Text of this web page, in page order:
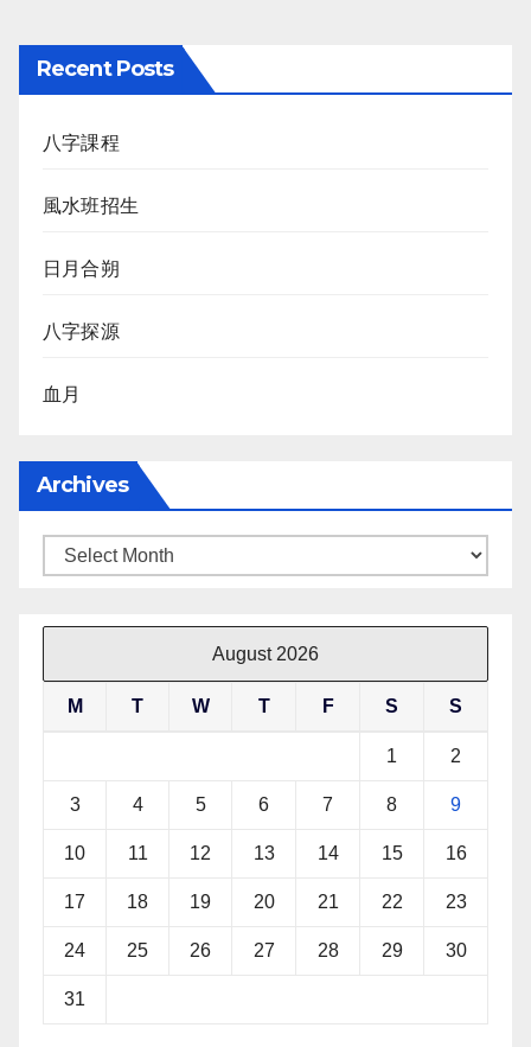
Recent Posts
八字課程
風水班招生
日月合朔
八字探源
血月
Archives
Archives
August 2026
M T W T F S S
1 2
3 4 5 6 7 8 9
10 11 12 13 14 15 16
17 18 19 20 21 22 23
24 25 26 27 28 29 30
31